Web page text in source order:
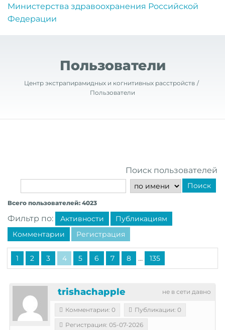
Министерства здравоохранения Российской
Федерации
Пользователи
Центр экстрапирамидных и когнитивных расстройств
Пользователи
Поиск пользователей
Поиск
Всего пользователей: 4023
Фильтр по: Активности
Публикациям
Комментарии
Регистрация
1 2 3 4 5 6 7 8 ... 135
не в сети давно
trishachapple
Комментарии: 0
Публикации: 0
Регистрация: 05-07-2026